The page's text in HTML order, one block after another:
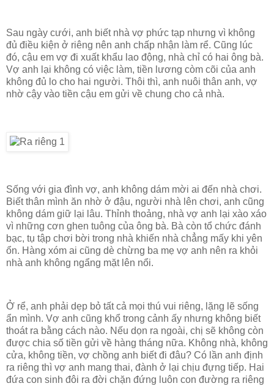
Sau ngày cưới, anh biết nhà vợ phức tạp nhưng vì không
đủ điều kiện ở riêng nên anh chấp nhận làm rể. Cũng lúc
đó, cậu em vợ đi xuất khẩu lao động, nhà chỉ có hai ông bà.
Vợ anh lại không có việc làm, tiền lương còm cõi của anh
không đủ lo cho hai người. Thôi thì, anh nuôi thân anh, vợ
nhờ cậy vào tiền cậu em gửi về chung cho cả nhà.
Sống với gia đình vợ, anh không dám mời ai đến nhà chơi.
Biết thân mình ăn nhờ ở đậu, người nhà lên chơi, anh cũng
không dám giữ lại lâu. Thỉnh thoảng, nhà vợ anh lại xào xáo
vì những cơn ghen tuông của ông bà. Bà còn tổ chức đánh
bạc, tụ tập chơi bời trong nhà khiến nhà chẳng mấy khi yên
ổn. Hàng xóm ai cũng dè chừng ba mẹ vợ anh nên ra khỏi
nhà anh không ngẩng mặt lên nổi.
Ở rể, anh phải dẹp bỏ tất cả mọi thú vui riêng, lặng lẽ sống
ẩn mình. Vợ anh cũng khổ trong cảnh ấy nhưng không biết
thoát ra bằng cách nào. Nếu dọn ra ngoài, chị sẽ không còn
được chia số tiền gửi về hàng tháng nữa. Không nhà, không
cửa, không tiền, vợ chồng anh biết đi đâu? Có lần anh định
ra riêng thì vợ anh mang thai, đành ở lại chịu đựng tiếp. Hai
đứa con sinh đôi ra đời chặn đứng luôn con đường ra riêng